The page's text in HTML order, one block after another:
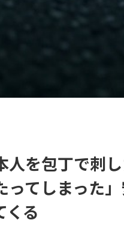
人を包丁で刺
ってしまった
くる